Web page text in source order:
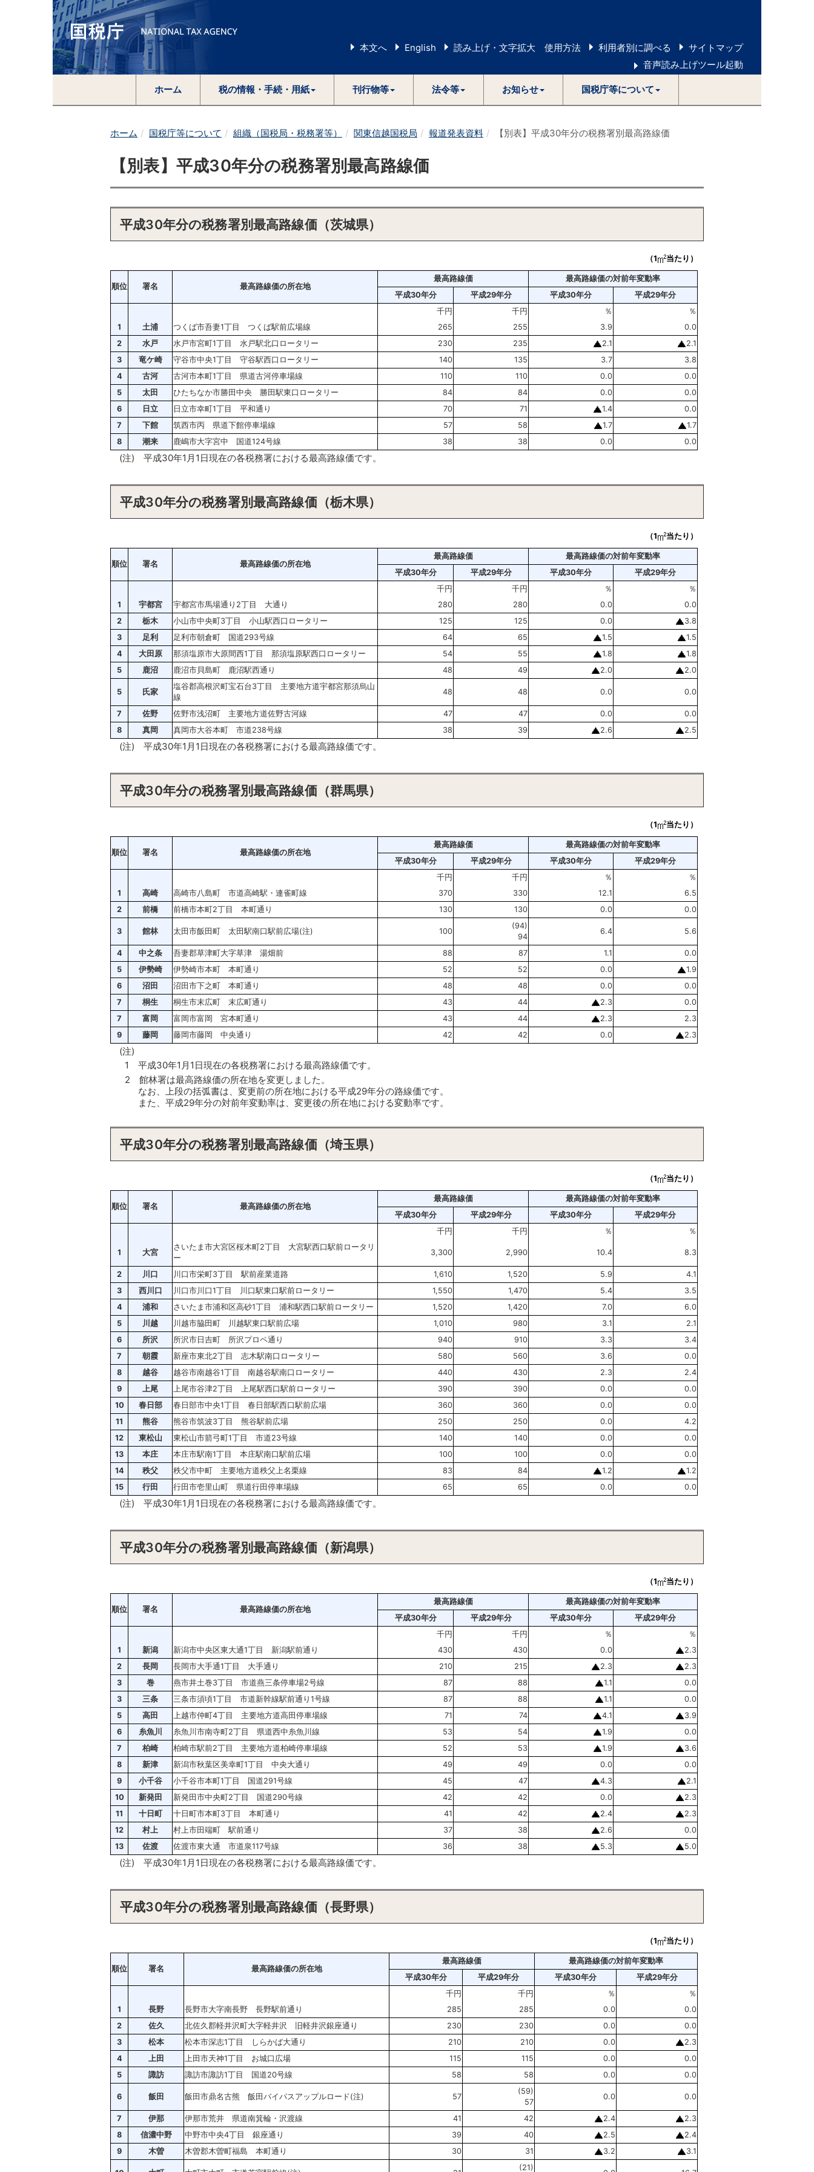
本文へ English 読み上げ・文字拡大 使用方法 利用者別に調べる
サイトマップ
音声読み上げツール起動
ホーム 税の情報・手続・用紙 刊行物等 法令等 お知らせ 国税庁等について
ホーム 国税庁等について 組織（国税局・税務署等） 関東信越国税局 報道発表資料 【別表】平成30年分の税務署別最高路線価
【別表】平成30年分の税務署別最高路線価
平成30年分の税務署別最高路線価（茨城県）
（1 当たり）
順位 署名 最高路線価の所在地
最高路線価
最高路線価の対前年変動率
平成30年分
平成29年分 平成30年分
平成29年分
千円
千円 ％
％
1
土浦 つくば市吾妻1丁目 つくば駅前広場線 265 255 3.9
0.0
2
水戸 水戸市宮町1丁目 水戸駅北口ロータリー 230 235 2.1
2.1
3
竜ケ崎 守谷市中央1丁目 守谷駅西口ロータリー 140 135 3.7
3.8
4
古河 古河市本町1丁目 県道古河停車場線 110 110 0.0
0.0
5
太田 ひたちなか市勝田中央 勝田駅東口ロータリー 84 84 0.0
0.0
6
日立 日立市幸町1丁目 平和通り 70 71 1.4
0.0
7
下館 筑西市丙 県道下館停車場線 57 58 1.7
1.7
8
潮来 鹿嶋市大字宮中 国道124号線 38 38 0.0 0.0
(注) 平成30年1月1日現在の各税務署における最高路線価です。
平成30年分の税務署別最高路線価（栃木県）
（1 当たり）
順位 署名 最高路線価の所在地
最高路線価
最高路線価の対前年変動率
平成30年分
平成29年分 平成30年分
平成29年分
千円
千円 ％
％
1
宇都宮 宇都宮市馬場通り2丁目 大通り 280 280 0.0
0.0
2
栃木 小山市中央町3丁目 小山駅西口ロータリー 125 125 0.0
3.8
3
足利 足利市朝倉町 国道293号線 64 65 1.5
1.5
4
大田原 那須塩原市大原間西1丁目 那須塩原駅西口ロータリー 54 55 1.8
1.8
5
鹿沼 鹿沼市貝島町 鹿沼駅西通り 48 49 2.0 2.0
5 氏家
塩谷郡高根沢町宝石台3丁目 主要地方道宇都宮那須烏山
線
48 48 0.0 0.0
7 佐野 佐野市浅沼町 主要地方道佐野古河線 47 47 0.0
0.0
8
真岡 真岡市大谷本町 市道238号線 38 39 2.6 2.5
(注) 平成30年1月1日現在の各税務署における最高路線価です。
平成30年分の税務署別最高路線価（群馬県）
（1 当たり）
順位 署名 最高路線価の所在地
最高路線価
最高路線価の対前年変動率
平成30年分
平成29年分 平成30年分
平成29年分
千円
千円 ％
％
1
高崎 高崎市八島町 市道高崎駅・連雀町線 370 330 12.1
6.5
2
前橋 前橋市本町2丁目 本町通り 130 130 0.0 0.0
3 館林 太田市飯田町 太田駅南口駅前広場(注) 100
(94)
94
6.4 5.6
4 中之条 吾妻郡草津町大字草津 湯畑前 88 87 1.1
0.0
5
伊勢崎 伊勢崎市本町 本町通り 52 52 0.0
1.9
6
沼田 沼田市下之町 本町通り 48 48 0.0
0.0
7
桐生 桐生市末広町 末広町通り 43 44 2.3
0.0
7
富岡 富岡市富岡 宮本町通り 43 44 2.3
2.3
9
藤岡 藤岡市藤岡 中央通り 42 42 0.0 2.3
(注)
1 平成30年1月1日現在の各税務署における最高路線価です。
2 館林署は最高路線価の所在地を変更しました。
なお、上段の括弧書は、変更前の所在地における平成29年分の路線価です。
また、平成29年分の対前年変動率は、変更後の所在地における変動率です。
平成30年分の税務署別最高路線価（埼玉県）
（1 当たり）
順位 署名 最高路線価の所在地
最高路線価
最高路線価の対前年変動率
平成30年分
平成29年分 平成30年分
平成29年分
千円
千円 ％ ％
1 大宮
さいたま市大宮区桜木町2丁目 大宮駅西口駅前ロータリ
ー
3,300 2,990 10.4 8.3
2 川口 川口市栄町3丁目 駅前産業道路 1,610 1,520 5.9
4.1
3
西川口 川口市川口1丁目 川口駅東口駅前ロータリー 1,550 1,470 5.4
3.5
4
浦和 さいたま市浦和区高砂1丁目 浦和駅西口駅前ロータリー 1,520 1,420 7.0
6.0
5
川越 川越市脇田町 川越駅東口駅前広場 1,010 980 3.1
2.1
6
所沢 所沢市日吉町 所沢プロペ通り 940 910 3.3
3.4
7
朝霞 新座市東北2丁目 志木駅南口ロータリー 580 560 3.6
0.0
8
越谷 越谷市南越谷1丁目 南越谷駅南口ロータリー 440 430 2.3
2.4
9
上尾 上尾市谷津2丁目 上尾駅西口駅前ロータリー 390 390 0.0
0.0
10
春日部 春日部市中央1丁目 春日部駅西口駅前広場 360 360 0.0
0.0
11
熊谷 熊谷市筑波3丁目 熊谷駅前広場 250 250 0.0
4.2
12
東松山 東松山市箭弓町1丁目 市道23号線 140 140 0.0
0.0
13
本庄 本庄市駅南1丁目 本庄駅南口駅前広場 100 100 0.0
0.0
14
秩父 秩父市中町 主要地方道秩父上名栗線 83 84 1.2
1.2
15
行田 行田市壱里山町 県道行田停車場線 65 65 0.0 0.0
(注) 平成30年1月1日現在の各税務署における最高路線価です。
平成30年分の税務署別最高路線価（新潟県）
（1 当たり）
順位 署名 最高路線価の所在地
最高路線価
最高路線価の対前年変動率
平成30年分
平成29年分 平成30年分
平成29年分
千円
千円 ％
％
1
新潟 新潟市中央区東大通1丁目 新潟駅前通り 430 430 0.0
2.3
2
長岡 長岡市大手通1丁目 大手通り 210 215 2.3
2.3
3
巻 燕市井土巻3丁目 市道燕三条停車場2号線 87 88 1.1
0.0
3
三条 三条市須頃1丁目 市道新幹線駅前通り1号線 87 88 1.1
0.0
5
高田 上越市仲町4丁目 主要地方道高田停車場線 71 74 4.1
3.9
6
糸魚川 糸魚川市南寺町2丁目 県道西中糸魚川線 53 54 1.9
0.0
7
柏崎 柏崎市駅前2丁目 主要地方道柏崎停車場線 52 53 1.9
3.6
8
新津 新潟市秋葉区美幸町1丁目 中央大通り 49 49 0.0
0.0
9
小千谷 小千谷市本町1丁目 国道291号線 45 47 4.3
2.1
10
新発田 新発田市中央町2丁目 国道290号線 42 42 0.0
2.3
11
十日町 十日町市本町3丁目 本町通り 41 42 2.4
2.3
12
村上 村上市田端町 駅前通り 37 38 2.6
0.0
13
佐渡 佐渡市東大通 市道泉117号線 36 38 5.3 5.0
(注) 平成30年1月1日現在の各税務署における最高路線価です。
平成30年分の税務署別最高路線価（長野県）
（1 当たり）
順位 署名 最高路線価の所在地
最高路線価
最高路線価の対前年変動率
平成30年分
平成29年分 平成30年分
平成29年分
千円
千円 ％
％
1
長野 長野市大字南長野 長野駅前通り 285 285 0.0
0.0
2
佐久 北佐久郡軽井沢町大字軽井沢 旧軽井沢銀座通り 230 230 0.0
0.0
3
松本 松本市深志1丁目 しらかば大通り 210 210 0.0
2.3
4
上田 上田市天神1丁目 お城口広場 115 115 0.0
0.0
5
諏訪 諏訪市諏訪1丁目 国道20号線 58 58 0.0 0.0
6 飯田 飯田市鼎名古熊 飯田バイパスアップルロード(注) 57
(59)
57
0.0 0.0
7 伊那 伊那市荒井 県道南箕輪・沢渡線 41 42 2.4
2.3
8
信濃中野 中野市中央4丁目 銀座通り 39 40 2.5
2.4
9
木曽 木曽郡木曽町福島 本町通り 30 31 3.2 3.1
(21)